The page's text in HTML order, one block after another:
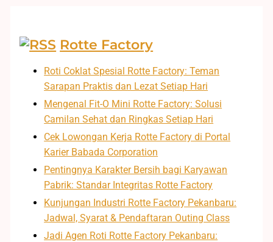
Rotte Factory
Roti Coklat Spesial Rotte Factory: Teman
Sarapan Praktis dan Lezat Setiap Hari
Mengenal Fit-O Mini Rotte Factory: Solusi
Camilan Sehat dan Ringkas Setiap Hari
Cek Lowongan Kerja Rotte Factory di Portal
Karier Babada Corporation
Pentingnya Karakter Bersih bagi Karyawan
Pabrik: Standar Integritas Rotte Factory
Kunjungan Industri Rotte Factory Pekanbaru:
Jadwal, Syarat & Pendaftaran Outing Class
Jadi Agen Roti Rotte Factory Pekanbaru: